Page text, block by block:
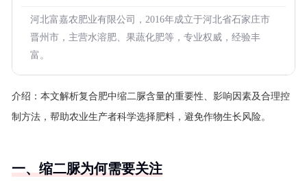
河北富嘉农肥业有限公司，2016年成立于河北省石家庄市
晋州市，主营水溶肥、果蔬化肥等，专业权威，经验丰
富。
介绍： 本文解析复合肥中缩二脲含量的重要性、影响因素及合理控
制方法，帮助农业生产者科学选择肥料，避免作物生长风险。
一、缩二脲为何需要关注